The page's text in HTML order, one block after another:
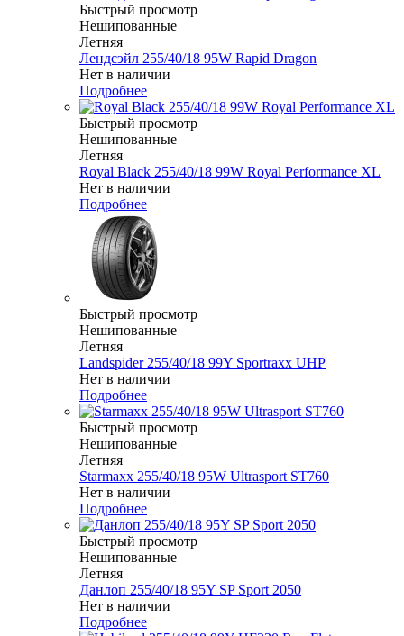
Быстрый просмотр
Нешипованные
Летняя
Лендсэйл 255/40/18 95W Rapid Dragon
Нет в наличии
Подробнее
Быстрый просмотр
Нешипованные
Летняя
Royal Black 255/40/18 99W Royal Performance XL
Нет в наличии
Подробнее
Быстрый просмотр
Нешипованные
Летняя
Landspider 255/40/18 99Y Sportraxx UHP
Нет в наличии
Подробнее
Быстрый просмотр
Нешипованные
Летняя
Starmaxx 255/40/18 95W Ultrasport ST760
Нет в наличии
Подробнее
Быстрый просмотр
Нешипованные
Летняя
Данлоп 255/40/18 95Y SP Sport 2050
Нет в наличии
Подробнее